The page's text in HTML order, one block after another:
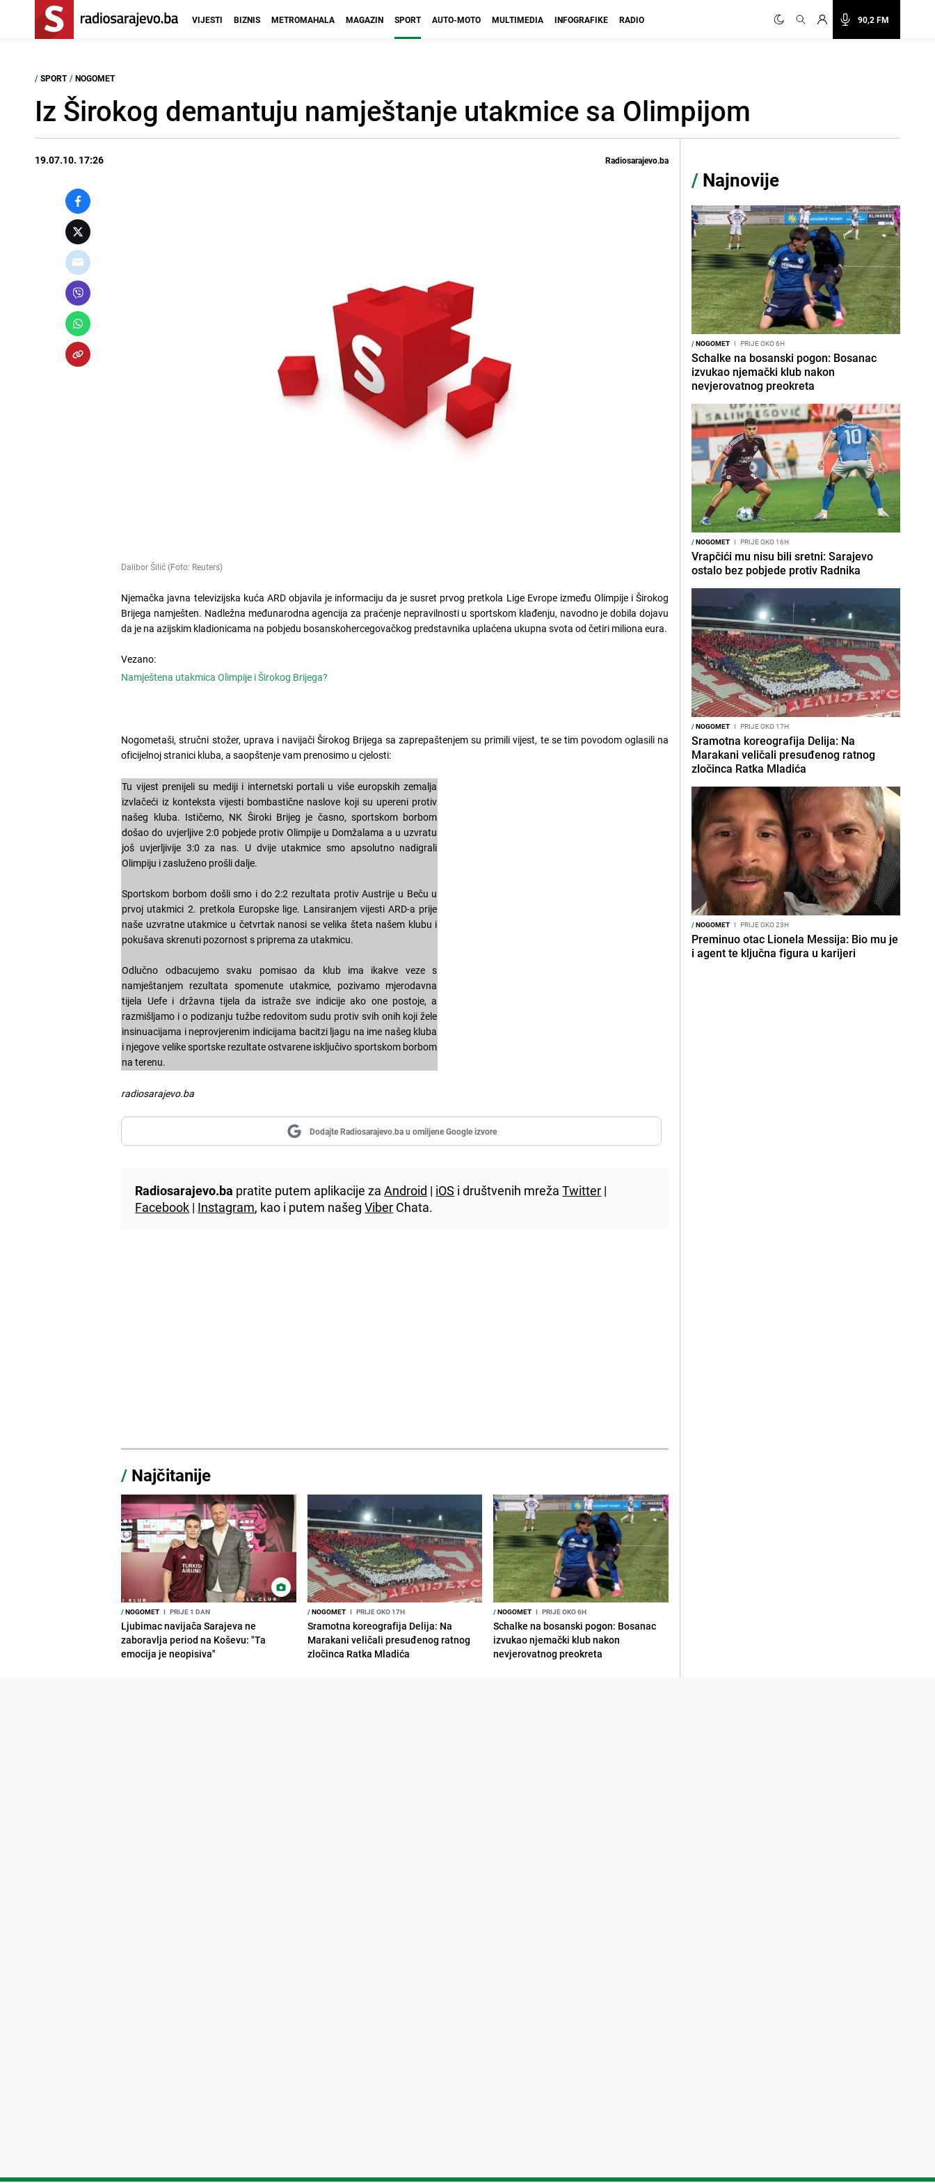
90,2 FM
VIJESTI BIZNIS METROMAHALA MAGAZIN SPORT AUTO-MOTO MULTIMEDIA INFOGRAFIKE RADIO
/ SPORT / NOGOMET
Iz Širokog demantuju namještanje utakmice sa Olimpijom
19.07.10. 17:26 Radiosarajevo.ba
Dalibor Šilić (Foto: Reuters)
Njemačka javna televizijska kuća ARD objavila je informaciju da je susret prvog pretkola Lige Evrope između Olimpije i Širokog
Brijega namješten. Nadležna međunarodna agencija za praćenje nepravilnosti u sportskom klađenju, navodno je dobila dojavu
da je na azijskim kladionicama na pobjedu bosanskohercegovačkog predstavnika uplaćena ukupna svota od četiri miliona eura.
Vezano:
Namještena utakmica Olimpije i Širokog Brijega?
Nogometaši, stručni stožer, uprava i navijači Širokog Brijega sa zaprepaštenjem su primili vijest, te se tim povodom oglasili na
oficijelnoj stranici kluba, a saopštenje vam prenosimo u cjelosti:
Tu vijest prenijeli su mediji i internetski portali u više europskih zemalja
izvlačeći iz konteksta vijesti bombastične naslove koji su upereni protiv
našeg kluba. Ističemo, NK Široki Brijeg je časno, sportskom borbom
došao do uvjerljive 2:0 pobjede protiv Olimpije u Domžalama a u uzvratu
još uvjerljivije 3:0 za nas. U dvije utakmice smo apsolutno nadigrali
Olimpiju i zasluženo prošli dalje.
Sportskom borbom došli smo i do 2:2 rezultata protiv Austrije u Beču u
prvoj utakmici 2. pretkola Europske lige. Lansiranjem vijesti ARD-a prije
naše uzvratne utakmice u četvrtak nanosi se velika šteta našem klubu i
pokušava skrenuti pozornost s priprema za utakmicu.
Odlučno odbacujemo svaku pomisao da klub ima ikakve veze s
namještanjem rezultata spomenute utakmice, pozivamo mjerodavna
tijela Uefe i državna tijela da istraže sve indicije ako one postoje, a
razmišljamo i o podizanju tužbe redovitom sudu protiv svih onih koji žele
insinuacijama i neprovjerenim indicijama bacitzi ljagu na ime našeg kluba
i njegove velike sportske rezultate ostvarene isključivo sportskom borbom
na terenu.
radiosarajevo.ba
Dodajte Radiosarajevo.ba u omiljene Google izvore
Radiosarajevo.ba pratite putem aplikacije zaAndroid | iOS i društvenih mrežaTwitter |
Facebook | Instagram, kao i putem našegViber Chata.
/ Najčitanije
/NOGOMET I PRIJE 1 DAN
Ljubimac navijača Sarajeva ne
zaboravlja period na Koševu: "Ta
emocija je neopisiva"
/NOGOMET I PRIJE OKO 17H
Sramotna koreografija Delija: Na
Marakani veličali presuđenog ratnog
zločinca Ratka Mladića
/NOGOMET I PRIJE OKO 6H
Schalke na bosanski pogon: Bosanac
izvukao njemački klub nakon
nevjerovatnog preokreta
/ Najnovije
/NOGOMET I PRIJE OKO 6H
Schalke na bosanski pogon: Bosanac
izvukao njemački klub nakon
nevjerovatnog preokreta
/NOGOMET I PRIJE OKO 16H
Vrapčići mu nisu bili sretni: Sarajevo
ostalo bez pobjede protiv Radnika
/NOGOMET I PRIJE OKO 17H
Sramotna koreografija Delija: Na
Marakani veličali presuđenog ratnog
zločinca Ratka Mladića
/NOGOMET I PRIJE OKO 23H
Preminuo otac Lionela Messija: Bio mu je
i agent te ključna figura u karijeri